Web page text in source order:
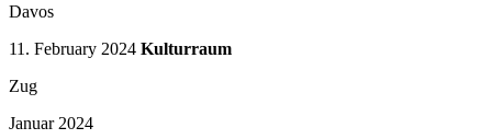
Davos
11. February 2024 Kulturraum
Zug
Januar 2024